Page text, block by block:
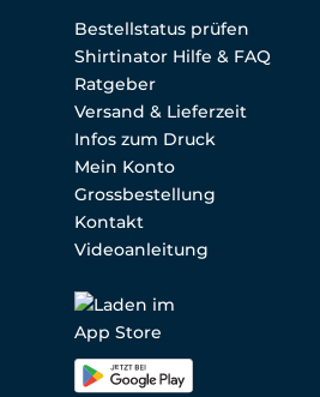
Bestellstatus prüfen
Shirtinator Hilfe & FAQ
Ratgeber
Versand & Lieferzeit
Infos zum Druck
Mein Konto
Grossbestellung
Kontakt
Videoanleitung